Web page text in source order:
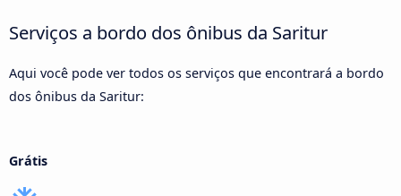
Serviços a bordo dos ônibus da Saritur
Aqui você pode ver todos os serviços que encontrará a bordo
dos ônibus da Saritur:
Grátis